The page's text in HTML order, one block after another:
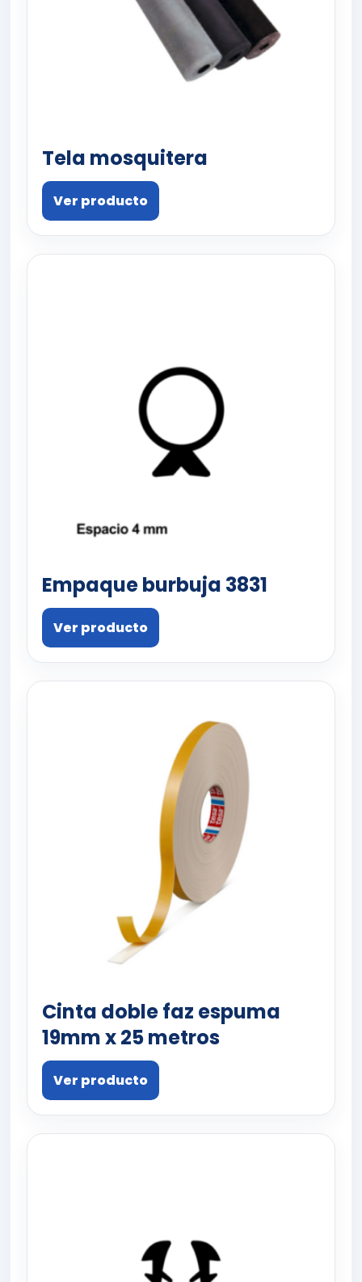
Tela mosquitera
Ver producto
Empaque burbuja 3831
Ver producto
Cinta doble faz espuma
19mm x 25 metros
Ver producto